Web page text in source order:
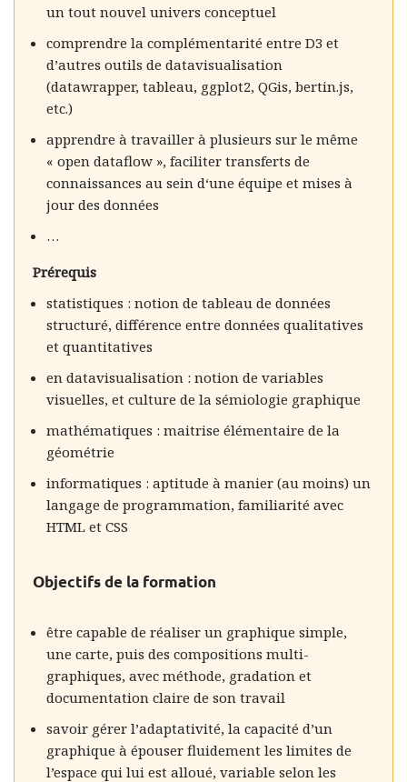
un tout nouvel univers conceptuel
comprendre la complémentarité entre D3 et
d’autres outils de datavisualisation
(datawrapper, tableau, ggplot2, QGis, bertin.js,
etc.)
apprendre à travailler à plusieurs sur le même
« open dataflow », faciliter transferts de
connaissances au sein d‘une équipe et mises à
jour des données
…
Prérequis
statistiques : notion de tableau de données
structuré, différence entre données qualitatives
et quantitatives
en datavisualisation : notion de variables
visuelles, et culture de la sémiologie graphique
mathématiques : maitrise élémentaire de la
géométrie
informatiques : aptitude à manier (au moins) un
langage de programmation, familiarité avec
HTML et CSS
Objectifs de la formation
être capable de réaliser un graphique simple,
une carte, puis des compositions multi-
graphiques, avec méthode, gradation et
documentation claire de son travail
savoir gérer l’adaptativité, la capacité d’un
graphique à épouser fluidement les limites de
l’espace qui lui est alloué, variable selon les